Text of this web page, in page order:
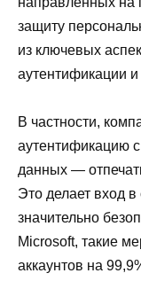
защиту
из ключевых
аутентификации и
В частности,
аутентификацию
данных —
Это делает вход
значительно
Microsoft, такие
аккаунтов на